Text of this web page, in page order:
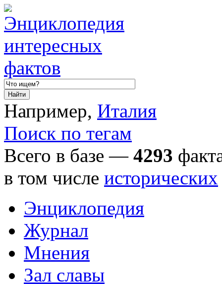
Например, Италия
Поиск по тегам
Всего в базе — 4293
в том числе исторических
Энциклопедия
Журнал
Мнения
Зал славы